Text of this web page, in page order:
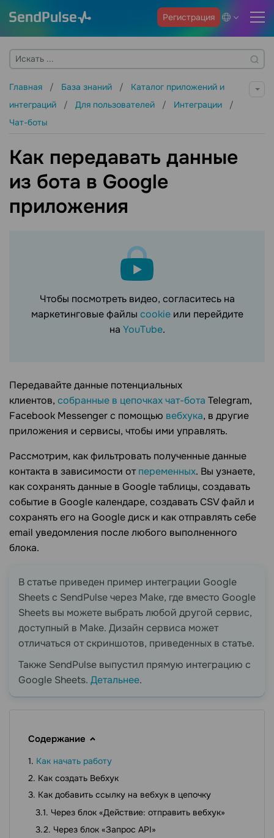
Регистрация
Главная База знаний
Каталог приложений и
интеграций
Для пользователей
Интеграции
Чат-боты
Как передавать данные
из бота в Google
приложения
Чтобы посмотреть видео, согласитесь на
маркетинговые файлы cookie или перейдите
на YouTube.
Передавайте данные потенциальных
клиентов, собранные в цепочках чат-бота Telegram,
Facebook Messenger с помощью вебхука, в другие
приложения и сервисы, чтобы ими управлять.
Рассмотрим, как фильтровать полученные данные
контакта в зависимости отпеременных. Вы узнаете,
как сохранять данные в Google таблицы, создавать
событие в Google календаре, создавать CSV файл и
сохранять его на Google диск и как отправлять себе
email уведомления после любого выполненного
блока.
В статье приведен пример интеграции Google
Sheets с SendPulse через Make, где вместо Google
Sheets вы можете выбрать любой другой сервис,
доступный в Make. Дизайн сервиса может
отличаться от скриншотов, приведенных в статье.
Также SendPulse выпустил прямую интеграцию с
Google Sheets. Детальнее.
Содержание
Как начать работу
Как создать Вебхук
Как добавить ссылку на вебхук в цепочку
Через блок «Действие: отправить вебхук»
Через блок «Запрос API»